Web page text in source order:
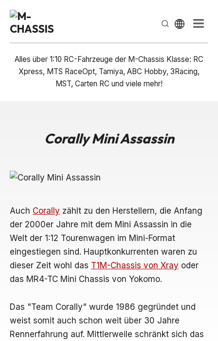
Select
Alles über 1:10 RC-Fahrzeuge der M-Chassis Klasse: RC
Xpress, MTS RaceOpt, Tamiya, ABC Hobby, 3Racing,
MST, Carten RC und viele mehr!
Corally Mini Assassin
Auch Corally zählt zu den Herstellern, die Anfang
der 2000er Jahre mit dem Mini Assassin in die
Welt der 1:12 Tourenwagen im Mini-Format
eingestiegen sind. Hauptkonkurrenten waren zu
dieser Zeit wohl das T1M-Chassis von Xray oder
das MR4-TC Mini Chassis von Yokomo.
Das "Team Corally" wurde 1986 gegründet und
weist somit auch schon weit über 30 Jahre
Rennerfahrung auf. Mittlerweile schränkt sich das